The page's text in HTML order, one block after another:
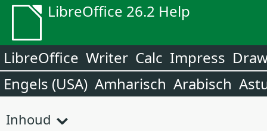
LibreOffice 26.2 Help
LibreOffice Writer Calc Impress
Engels (USA) Amharisch Arabisch
Inhoud